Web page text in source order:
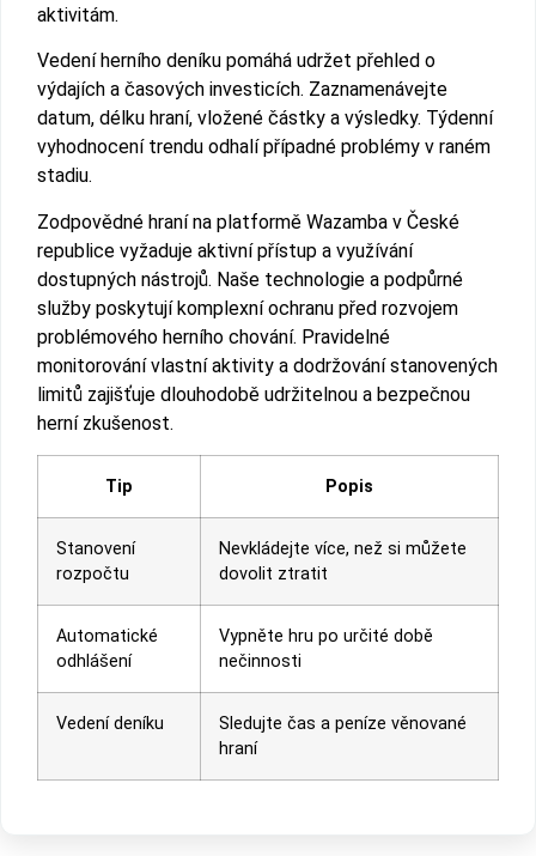
aktivitám.
Vedení herního deníku pomáhá udržet přehled o
výdajích a časových investicích. Zaznamenávejte
datum, délku hraní, vložené částky a výsledky. Týdenní
vyhodnocení trendu odhalí případné problémy v raném
stadiu.
Zodpovědné hraní na platformě Wazamba v České
republice vyžaduje aktivní přístup a využívání
dostupných nástrojů. Naše technologie a podpůrné
služby poskytují komplexní ochranu před rozvojem
problémového herního chování. Pravidelné
monitorování vlastní aktivity a dodržování stanovených
limitů zajišťuje dlouhodobě udržitelnou a bezpečnou
herní zkušenost.
Tip Popis
Stanovení
rozpočtu
Nevkládejte více, než si můžete
dovolit ztratit
Automatické
odhlášení
Vypněte hru po určité době
nečinnosti
Vedení deníku
Sledujte čas a peníze věnované
hraní